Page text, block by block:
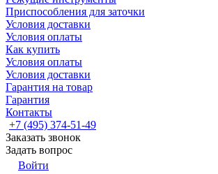
Приспособления для заточки
Условия доставки
Условия оплаты
Как купить
Условия оплаты
Условия доставки
Гарантия на товар
Гарантия
Контакты
+7 (495) 374-51-49
Заказать звонок
Задать вопрос
Войти